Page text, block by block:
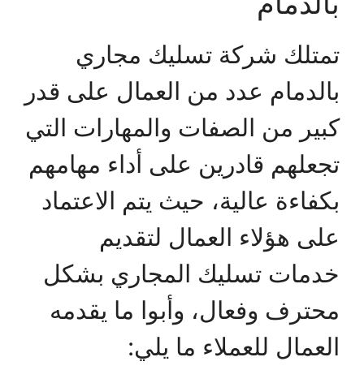
تمتلك شركة تسليك مجاري
بالدمام عدد من العمال على قدر
كبير من الصفات والمهارات التي
تجعلهم قادرين على أداء مهامهم
بكفاءة عالية، حيث يتم الاعتماد
على هؤلاء العمال لتقديم
خدمات تسليك المجاري بشكل
محترف وفعال، وأبوا ما يقدمه
العمال للعملاء ما يلي: